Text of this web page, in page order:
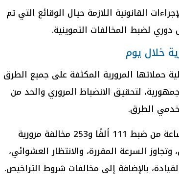
القانونية اللازمة حيال الوقائع التي تم
لضبط المخالفات التموينية.
حملاتها المرورية المكثفة على جميع الطرق
لتحقيق الانضباط المروري والحد من
الطرق.
وتمكنت الأجهزة الأمنية خلال 24 ساعة من ضبط 111 ألفًا و253 مخالفة مرورية
السرعة المقررة، والانتظار العشوائي،
بالإضافة إلى مخالفات شروط التراخيص.